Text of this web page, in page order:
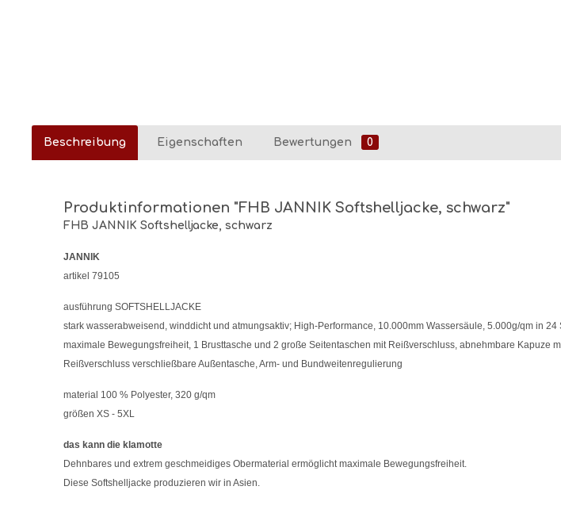
Beschreibung Eigenschaften Bewertungen 0
Produktinformationen "FHB JANNIK Softshelljacke, schwarz"
FHB JANNIK Softshelljacke, schwarz
JANNIK
artikel 79105
ausführung SOFTSHELLJACKE
stark wasserabweisend, winddicht und atmungsaktiv; High-Performance, 10.000mm Wassersäule, 5.000g/qm in
maximale Bewegungsfreiheit, 1 Brusttasche und 2 große Seitentaschen mit Reißverschluss, abnehmbare
Reißverschluss verschließbare Außentasche, Arm- und Bundweitenregulierung
material 100 % Polyester, 320 g/qm
größen XS - 5XL
das kann die klamotte
Dehnbares und extrem geschmeidiges Obermaterial ermöglicht maximale Bewegungsfreiheit.
Diese Softshelljacke produzieren wir in Asien.